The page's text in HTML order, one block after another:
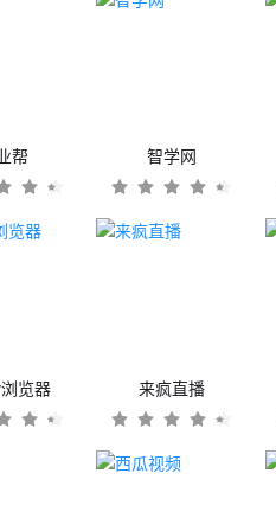
帮 智学网
览器 来疯直播